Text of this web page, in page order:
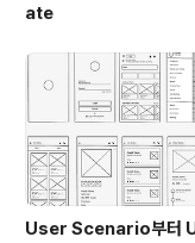
ate
User Scenario부터